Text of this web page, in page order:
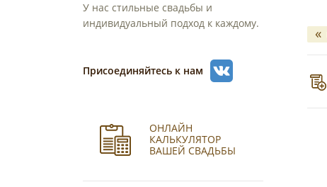
У нас стильные свадьбы и
индивидуальный подход к каждому.
Присоединяйтесь к нам
ОНЛАЙН
КАЛЬКУЛЯТОР
ВАШЕЙ СВАДЬБЫ